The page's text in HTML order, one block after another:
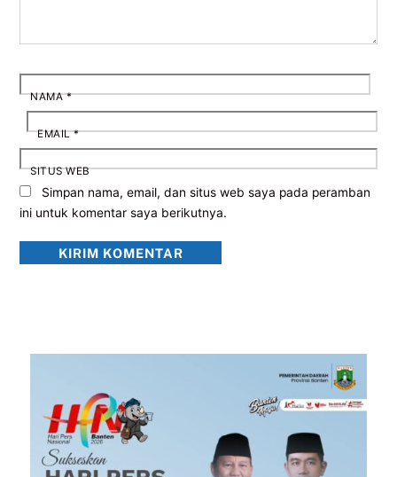
NAMA*
EMAIL*
SITUS WEB
Simpan nama, email, dan situs web saya pada peramban
ini untuk komentar saya berikutnya.